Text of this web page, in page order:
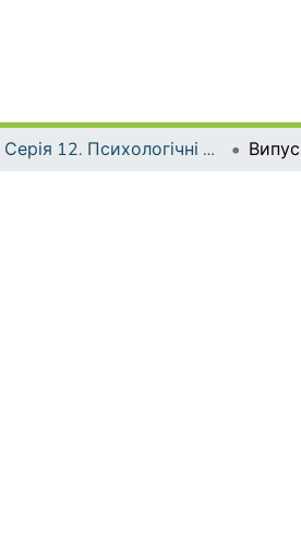
Серія 12. Психологічні науки